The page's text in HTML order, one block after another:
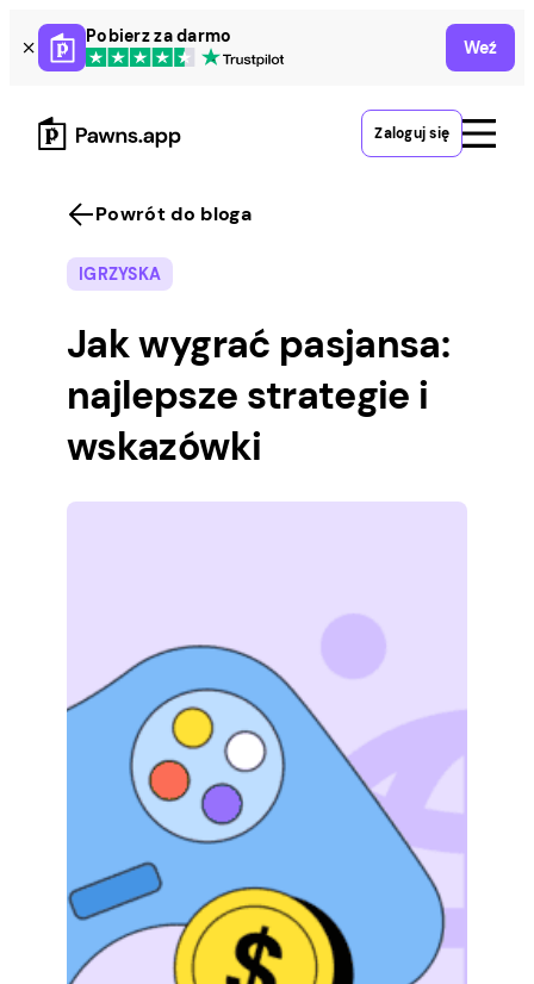
Skip
to
content
Pobierz za darmo
Weź
Zaloguj się
Powrót do bloga
IGRZYSKA
Jak wygrać pasjansa:
najlepsze strategie i
wskazówki